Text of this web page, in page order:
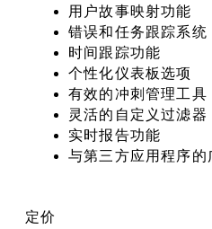
用户故事映射功能
错误和任务跟踪系统
时间跟踪功能
个性化仪表板选项
有效的冲刺管理工具
灵活的自定义过滤器
实时报告功能
与第三方应用程序的
定价